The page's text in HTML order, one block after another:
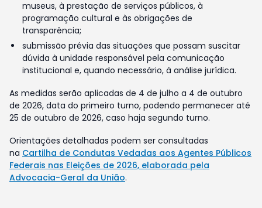
museus, à prestação de serviços públicos, à
programação cultural e às obrigações de
transparência;
submissão prévia das situações que possam suscitar
dúvida à unidade responsável pela comunicação
institucional e, quando necessário, à análise jurídica.
As medidas serão aplicadas de 4 de julho a 4 de outubro
de 2026, data do primeiro turno, podendo permanecer até
25 de outubro de 2026, caso haja segundo turno.
Orientações detalhadas podem ser consultadas
na Cartilha de Condutas Vedadas aos Agentes Públicos
Federais nas Eleições de 2026, elaborada pela
Advocacia-Geral da União.